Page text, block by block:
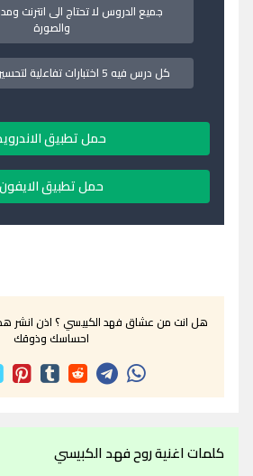
جميع الدروس لا تحتاج الى انترنت
والصورة
كل درس فيه 5 اختبارات تفاعلية لتحسين اللفظ والنطق
حمل تطبيق
حمل تطبيق الايفون
هل انت من عشاق فهد الكبيسي ؟ اذن انشر
احساسك وذوقك
كلمات اغنية روح فهد الكبيسي